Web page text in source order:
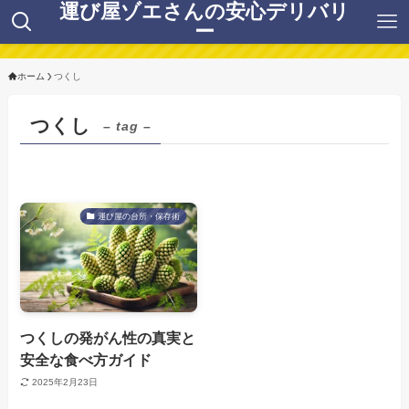
運び屋ゾエさんの安心デリバリ
ー
ホーム つくし
つくし – tag –
運び屋の台所・保存術
つくしの発がん性の真実と
安全な食べ方ガイド
2025年2月23日